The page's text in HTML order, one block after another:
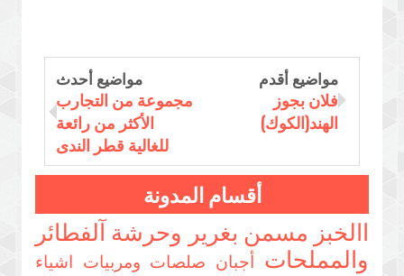
مواضيع أحدث
مجموعة من التجارب
الأكثر من رائعة
للغالية قطر الندى
مواضيع أقدم
فلان بجوز
الهند(الكوك)
أقسام المدونة
االخبز مسمن بغرير وحرشة آلفطائر
والمملحاتأجبان صلصات ومربيات اشياء